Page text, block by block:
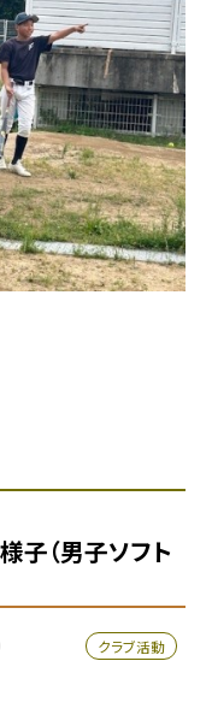
子（男子ソフト
クラブ活動